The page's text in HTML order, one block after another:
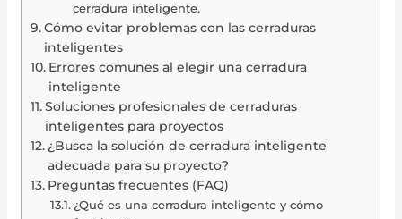
cerradura inteligente.
Cómo evitar problemas con las cerraduras
inteligentes
Errores comunes al elegir una cerradura
inteligente
Soluciones profesionales de cerraduras
inteligentes para proyectos
¿Busca la solución de cerradura inteligente
adecuada para su proyecto?
Preguntas frecuentes (FAQ)
¿Qué es una cerradura inteligente y cómo